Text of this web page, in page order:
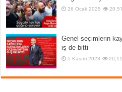
26 Ocak 2025
Genel seçimlerin
iş de bitti
5 Kasım 2023